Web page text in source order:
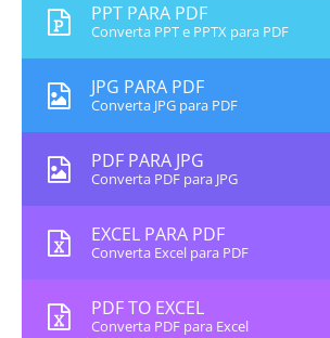
PPT PARA PDF
Converta PPT e PPTX para PDF
JPG PARA PDF
Converta JPG para PDF
PDF PARA JPG
Converta PDF para JPG
EXCEL PARA PDF
Converta Excel para PDF
PDF TO EXCEL
Converta PDF para Excel